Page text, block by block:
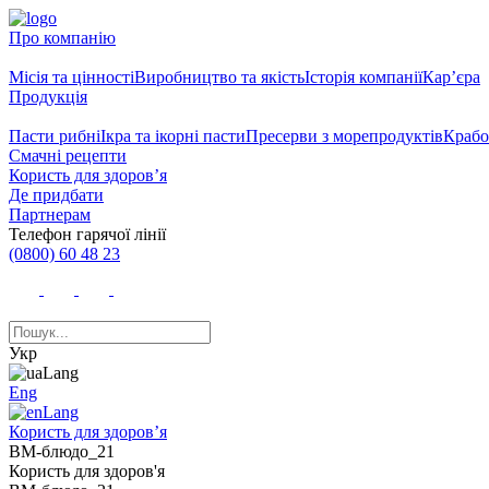
Про компанію
Місія та цінностіВиробництво та якістьІсторія компаніїКар’єра
Продукція
Пасти рибніІкра та ікорні пастиПресерви з морепродуктів
Смачні рецепти
Користь для здоров’я
Де придбати
Партнерам
Телефон гарячої лінії
(0800) 60 48 23
Укр
Eng
Користь для здоров’я
ВМ-блюдо_21
Користь для здоров'я